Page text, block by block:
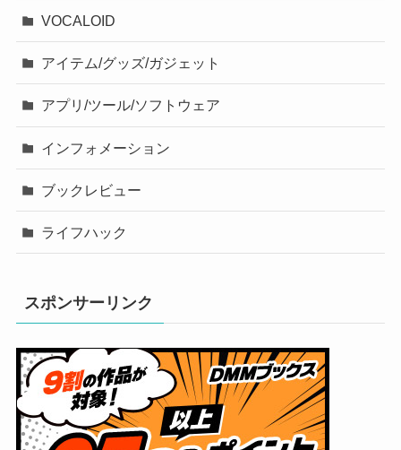
VOCALOID
アイテム/グッズ/ガジェット
アプリ/ツール/ソフトウェア
インフォメーション
ブックレビュー
ライフハック
スポンサーリンク